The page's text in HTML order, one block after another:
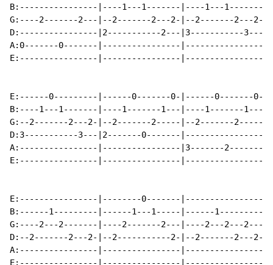
B:----------------|----1---1-------|----1---1-------
G:----2-------2---|--2-------2---2-|--2-------2---2-
D:----------------|2-----------2---|3-----------3---
A:0-------0-------|----------------|----------------
E:----------------|----------------|----------------
E:------0---------|------0-------0-|------0-------0-
B:----1---1-------|----1-------1---|----1-------1---
G:--2-------2---2-|--2-------2-----|--2-------2-----
D:3-----------3---|2-------0-------|----------------
A:----------------|----------------|3-------2-------
E:----------------|----------------|----------------
E:----------------|--------0-------|----------------
B:------1---------|------1---1-----|------1---------
G:----2---2-------|----2-------2---|----2---2---2---
D:--2-------2---2-|--2-----------2-|--2-------2---2-
A:----------------|----------------|----------------
E:----------------|----------------|----------------